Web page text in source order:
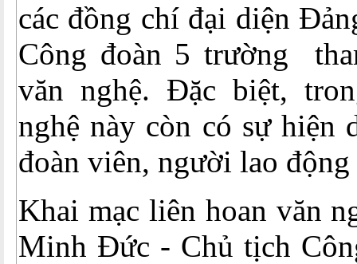
các đồng chí đại diện
Công đoàn 5 trường
văn nghệ. Đặc biệt,
nghệ này còn có sự hiện
đoàn viên, người lao
Khai mạc liên hoan văn
Minh Đức - Chủ tịch